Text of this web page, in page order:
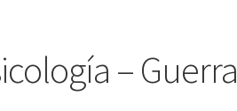
– Guerra